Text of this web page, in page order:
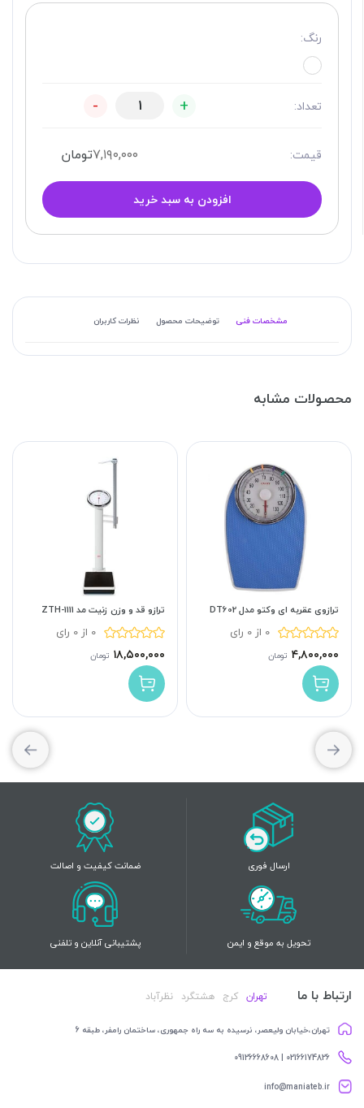
رنگ:
تعداد: +
-
قیمت: ۷,۱۹۰,۰۰۰تومان
افزودن به سبد خرید
مشخصات فنی توضیحات محصول نظرات کاربران
محصولات مشابه
ترازوی عقربه ای وکتو مدل DT602
0 از 0 رای
۴,۸۰۰,۰۰۰ تومان
ترازو قد و وزن زنیت مد ZTH-1111
0 از 0 رای
۱۸,۵۰۰,۰۰۰ تومان
ارسال فوری ضمانت کیفیت و اصالت
تحویل به موقع و ایمن پشتیبانی آنلاین و تلفنی
ارتباط با ما تهران کرج هشتگرد نظرآباد
تهران،خیابان ولیعصر، نرسیده به سه راه جمهوری، ساختمان رامفر، طبقه 6
02166174826 | 09126668608
info@maniateb.ir